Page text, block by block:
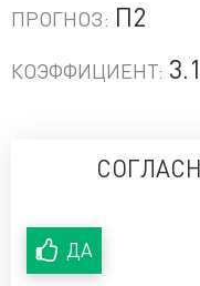
ПРОГНОЗ: П2
КОЭФФИЦИЕНТ:
ДА